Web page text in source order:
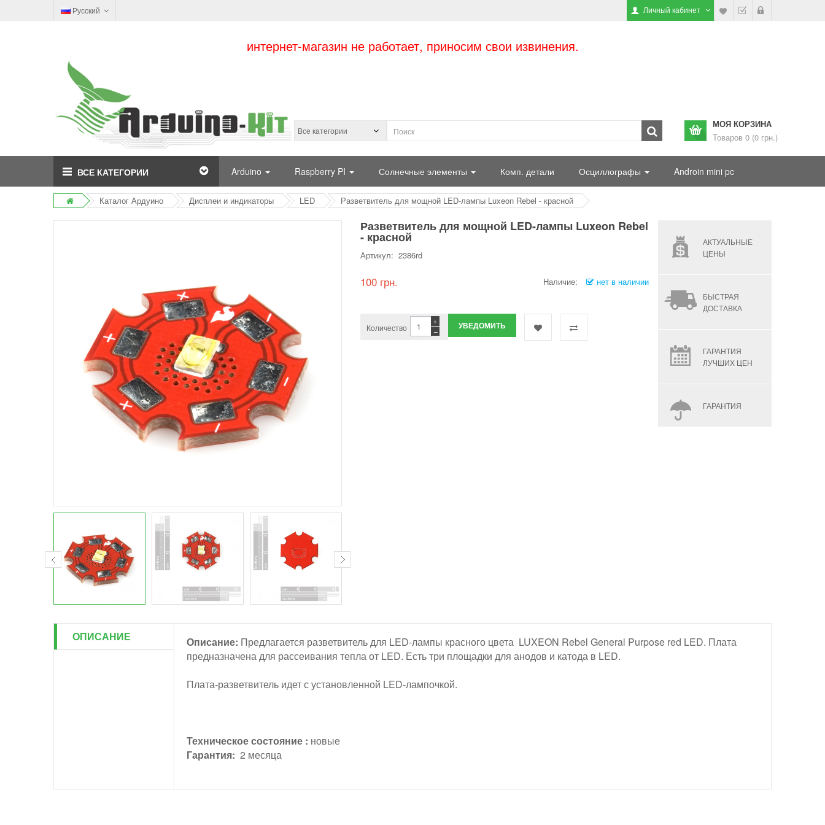
Русский Личный кабинет
интернет-магазин не работает, приносим свои извинения.
МОЯ КОРЗИНА
Товаров 0 (0 грн.)
ВСЕ КАТЕГОРИИ Arduino Raspberry PI Солнечные элементы Комп. детали Осциллографы Androin mini pc
Каталог Ардуино Дисплеи и индикаторы LED Разветвитель для мощной LED-лампы Luxeon Rebel - красной
Разветвитель для мощной LED-лампы Luxeon Rebel
- красной
Артикул: 2386rd
100 грн. Наличие: нет в наличии
Количество −
+ УВЕДОМИТЬ
АКТУАЛЬНЫЕ
ЦЕНЫ
БЫСТРАЯ
ДОСТАВКА
ГАРАНТИЯ
ЛУЧШИХ ЦЕН
ГАРАНТИЯ
ОПИСАНИЕ Описание: Предлагается разветвитель для LED-лампы красного цвета LUXEON Rebel General Purpose red LED. Плата
предназначена для рассеивания тепла от LED. Есть три площадки для анодов и катода в LED.
Плата-разветвитель идет с установленной LED-лампочкой.
Техническое состояние : новые
Гарантия: 2 месяца